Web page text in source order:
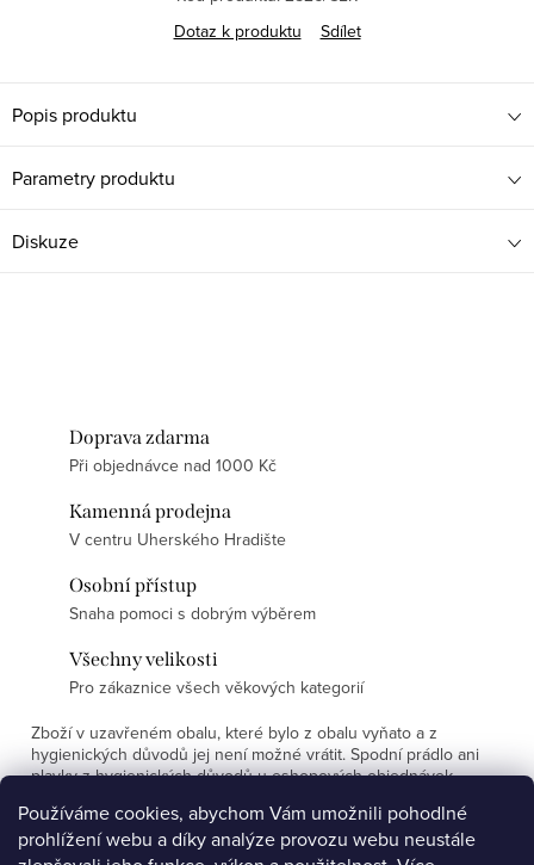
Používáme cookies, abychom Vám umožnili pohodlné
prohlížení webu a díky analýze provozu webu neustále
Dotaz k produktu
Sdílet
Popis produktu
Parametry produktu
Diskuze
Doprava zdarma
Při objednávce nad 1000 Kč
Kamenná prodejna
V centru Uherského Hradište
Osobní přístup
Snaha pomoci s dobrým výběrem
Všechny velikosti
Pro zákaznice všech věkových kategorií
Zboží v uzavřeném obalu, které bylo z obalu vyňato a z
hygienických důvodů jej není možné vrátit. Spodní prádlo ani
plavky z hygienických důvodů u eshopových objednávek
Z